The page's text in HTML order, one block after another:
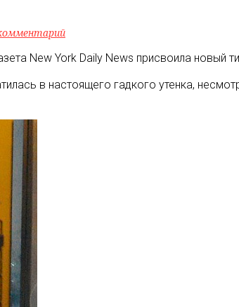
New York Daily News присвоила новый
в настоящего гадкого утенка,